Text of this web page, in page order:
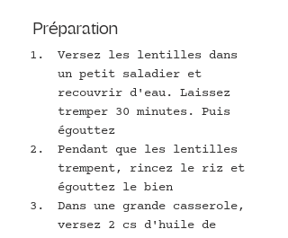
Préparation
Versez les lentilles dans
un petit saladier et
recouvrir d'eau. Laissez
tremper 30 minutes. Puis
égouttez
Pendant que les lentilles
trempent, rincez le riz et
égouttez le bien
Dans une grande casserole,
versez 2 cs d'huile de